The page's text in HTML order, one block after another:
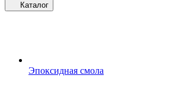
Каталог
Эпоксидная смола